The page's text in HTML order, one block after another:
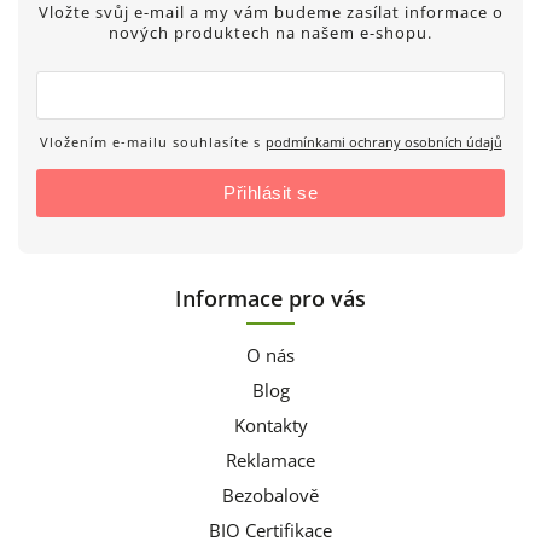
Vložte svůj e-mail a my vám budeme zasílat informace o
nových produktech na našem e-shopu.
Vložením e-mailu souhlasíte s podmínkami ochrany osobních údajů
Přihlásit se
Informace pro vás
O nás
Blog
Kontakty
Reklamace
Bezobalově
BIO Certifikace